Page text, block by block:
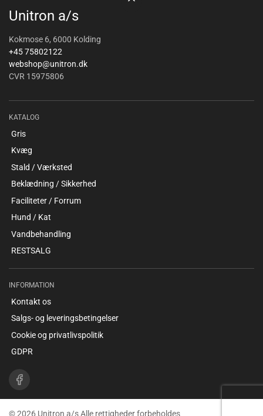
Unitron a/s
Kokmose 6, 6000 Kolding
+45 75802122
webshop@unitron.dk
CVR 15975806
KATALOG
Gris
Kvæg
Stald / Værksted
Beklædning / Sikkerhed
Faciliteter / Forrum
Hund / Kat
Vandbehandling
RESTSALG
INFORMATION
Kontakt os
Salgs- og leveringsbetingelser
Cookie og privatlivspolitik
GDPR
© 2026 Unitron a/s Alle rettigheder forbeholdes